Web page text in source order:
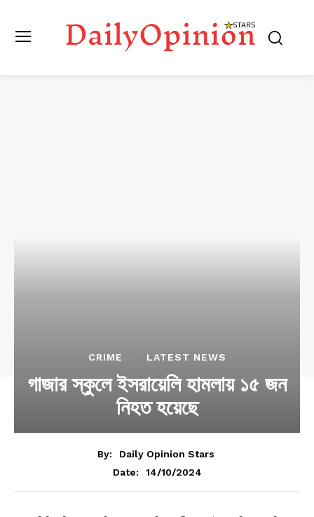
CRIME LATEST NEWS
গাজার স্কুলে ইসরায়েলি হামলায় ১৫ জন
নিহত হয়েছে
By:
Daily Opinion Stars
Date:
14/10/2024